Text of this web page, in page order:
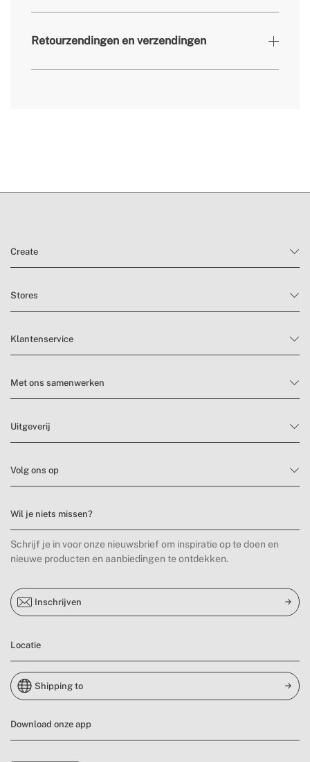
Kleuren Salie
Retourzendingen en verzendingen
Create
Stores
Klantenservice
Met ons samenwerken
Uitgeverij
Volg ons op
Wil je niets missen?
Schrijf je in voor onze nieuwsbrief om inspiratie op te doen en
nieuwe producten en aanbiedingen te ontdekken.
Inschrijven
Locatie
Shipping to
Download onze app